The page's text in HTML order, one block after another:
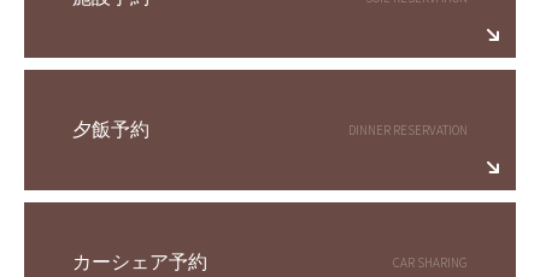
夕飯予約
カーシェア予約